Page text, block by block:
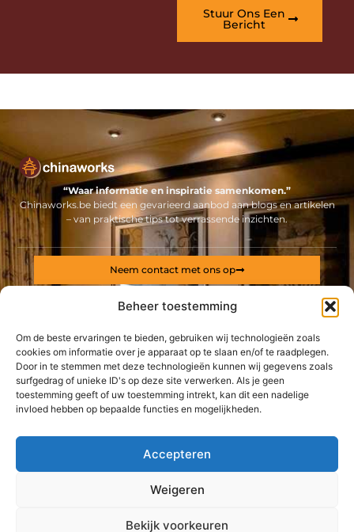
Beheer toestemming
Om de beste ervaringen te bieden, gebruiken wij technologieën zoals
cookies om informatie over je apparaat op te slaan en/of te raadplegen.
Door in te stemmen met deze technologieën kunnen wij gegevens zoals
surfgedrag of unieke ID's op deze site verwerken. Als je geen
toestemming geeft of uw toestemming intrekt, kan dit een nadelige
invloed hebben op bepaalde functies en mogelijkheden.
Accepteren
Weigeren
Bekijk voorkeuren
Stuur Ons Een
Bericht
“Waar informatie en inspiratie samenkomen.”
Chinaworks.be biedt een gevarieerd aanbod aan blogs en artikelen
– van praktische tips tot verrassende inzichten.
De best gelezen stukken op een rij
Rust en focus met akoestische panelen voor uw kantoor
Een bedrijfsauto leasen als ZZP-er
zakendoen in China?
Een groot aanbod aan kwalitatieve
brandbestrijdingsmiddelen
Profiteer dankzij cellulose isolatie
Neem contact met ons op